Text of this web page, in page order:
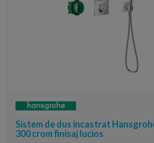
Sistem de dus incastrat
300 crom finisaj lucios